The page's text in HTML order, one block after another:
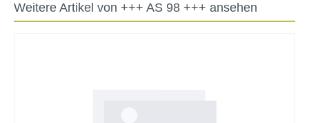
Weitere Artikel von +++ AS 98 +++ ansehen